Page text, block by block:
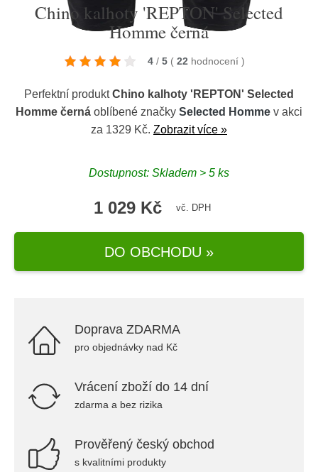
Chino kalhoty 'REPTON' Selected
Homme černá
4 / 5 ( 22 hodnocení )
Perfektní produktChino kalhoty 'REPTON' Selected
Homme černá oblíbené značky Selected Homme v akci
za 1329 Kč. Zobrazit více »
Dostupnost: Skladem > 5 ks
1 029 Kč vč. DPH
DO OBCHODU »
Doprava ZDARMA
pro objednávky nad Kč
Vrácení zboží do 14 dní
zdarma a bez rizika
Prověřený český obchod
s kvalitními produkty